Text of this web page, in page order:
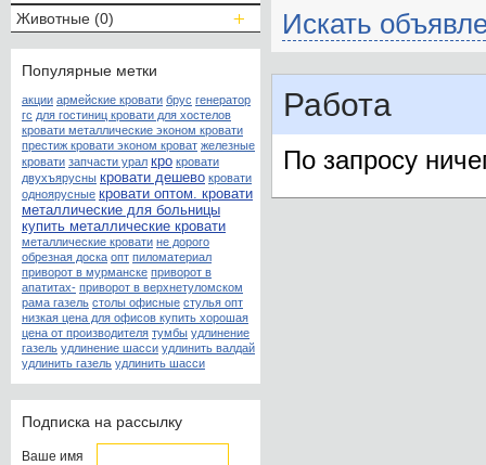
Искать
Работа
По запросу
Животные (0)
Популярные метки
акции армейские кровати брус генератор
гс для гостиниц кровати для хостелов
кровати металлические эконом кровати
престиж кровати эконом кроват железные
кровати запчасти урал кро кровати
двухъярусны кровати дешево кровати
одноярусные кровати оптом. кровати
металлические для больницы
купить металлические кровати
металлические кровати не дорого
обрезная доска опт пиломатериал
приворот в мурманске приворот в
апатитах- приворот в верхнетуломском
рама газель столы офисные стулья опт
низкая цена для офисов купить хорошая
цена от производителя тумбы удлинение
газель удлинение шасси удлинить валдай
удлинить газель удлинить шасси
Подписка на рассылку
Ваше имя